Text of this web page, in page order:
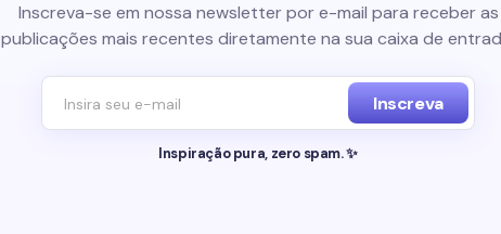
Inscreva-se em nossa newsletter por e-mail para receber as
publicações mais recentes diretamente na sua caixa de
Inscreva
Inspiração pura, zero spam. ✨